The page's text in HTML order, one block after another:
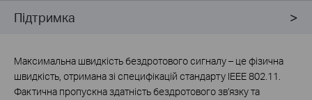
Підтримка
Максимальна швидкість бездротового сигналу – це фізична
швидкість, отримана зі специфікацій стандарту IEEE 802.11.
Фактична пропускна здатність бездротового зв’язку та